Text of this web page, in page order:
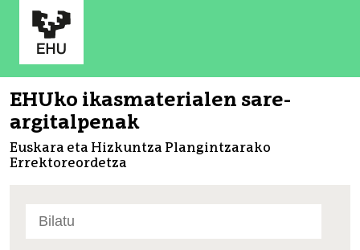
EHUko ikasmaterialen sare-
argitalpenak
Euskara eta Hizkuntza Plangintzarako
Errektoreordetza
atarian